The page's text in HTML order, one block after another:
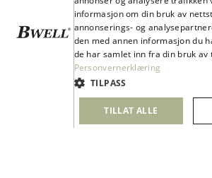
Kurs
Bærekraft
Dette sier
KONTAKT
Kontakt oss
informasjon om din bruk av
annonserings- og
den med annen informasjon du
de har samlet inn fra din bruk av
Personvernerklæring
TILPASS
TILLAT ALLE